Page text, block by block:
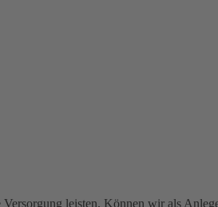
leisten. Können wir als